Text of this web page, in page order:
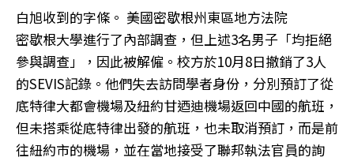
白旭收到的字條。 美國密歇根州東區地方法院
密歇根大學進行了內部調查，但上述3名男子「均拒絕
參與調查」，因此被解僱。校方於10月8日撤銷了3人
的SEVIS記錄。他們失去訪問學者身份，分別預訂了從
底特律大都會機場及紐約甘迺迪機場返回中國的航班，
但未搭乘從底特律出發的航班，也未取消預訂，而是前
往紐約市的機場，並在當地接受了聯邦執法官員的詢